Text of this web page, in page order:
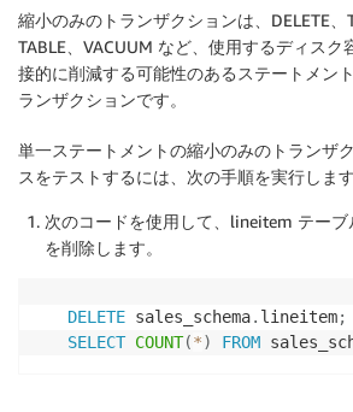
縮小のみのトランザクションは、DELETE、
TABLE、VACUUM など、使用するディスク
接的に削減する可能性のあるステートメン
ランザクションです。
単一ステートメントの縮小のみのトランザ
スをテストするには、次の手順を実行します
次のコードを使用して、lineitem テーブ
を削除します。
DELETE sales_schema. lineitem;
SELECT COUNT(*) FROM